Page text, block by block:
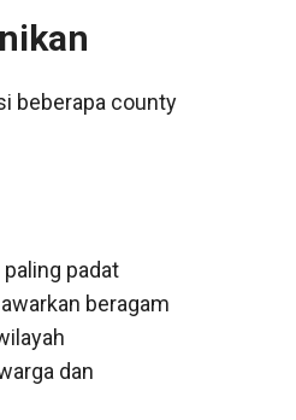
beberapa county
padat
beragam
dan